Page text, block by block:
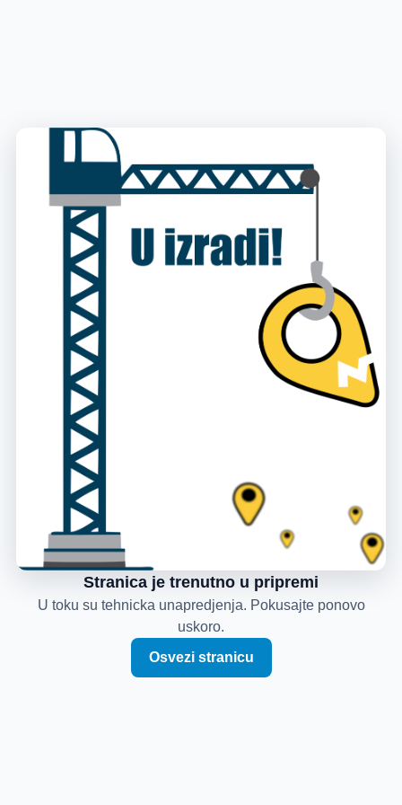
Stranica je trenutno u pripremi
U toku su tehnicka unapredjenja. Pokusajte ponovo
uskoro.
Osvezi stranicu